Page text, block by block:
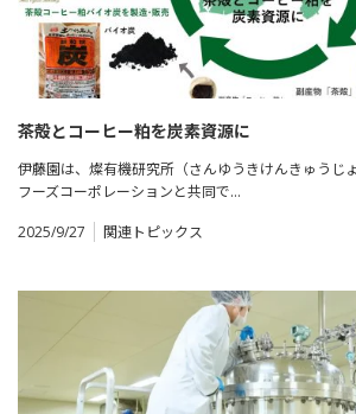
茶殻とコーヒー粕を炭素資源に
伊藤園は、燦有機研究所（さんゆうきけんきゅうじ
フーズコーポレーションと共同で…
2025/9/27
関連トピックス